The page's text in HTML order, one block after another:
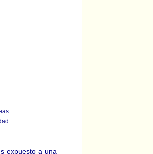
expuesto a una